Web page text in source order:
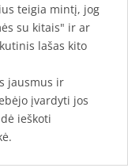
teigia mintį, jog
su kitais" ir ar
lašas kito
jausmus ir
įvardyti jos
ieškoti